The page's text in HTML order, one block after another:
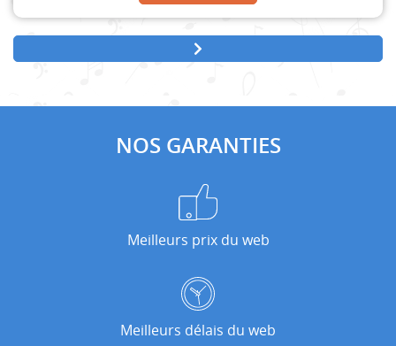
NOS GARANTIES
Meilleurs prix du web
Meilleurs délais du web